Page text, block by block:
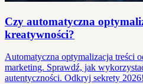
Czy automatyczna
kreatywności?
Automatyczna optymalizacja treści
marketing. Sprawdź, jak
autentyczności. Odkryj sekrety 2026!